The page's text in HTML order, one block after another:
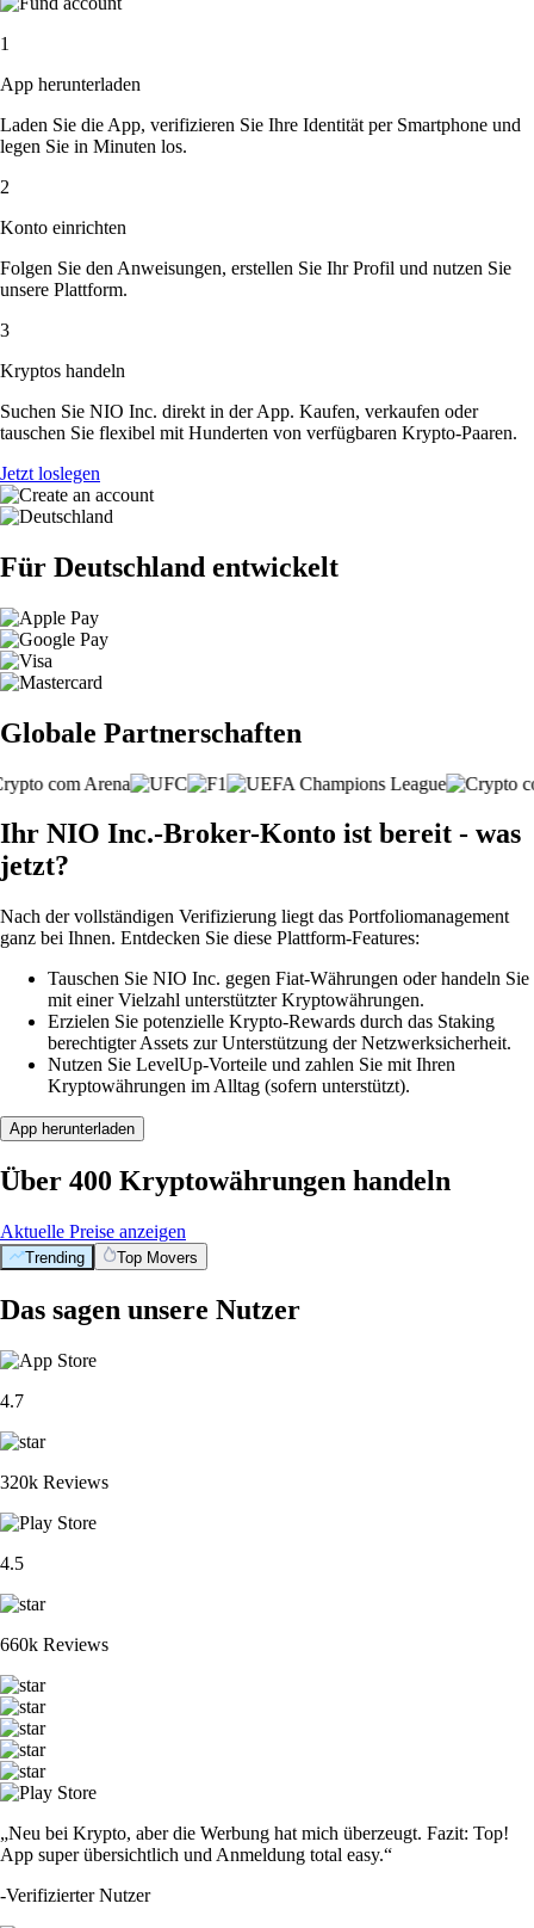
1
App herunterladen
Laden Sie die App, verifizieren Sie Ihre Identität per Smartphone und
legen Sie in Minuten los.
2
Konto einrichten
Folgen Sie den Anweisungen, erstellen Sie Ihr Profil und nutzen Sie
unsere Plattform.
3
Kryptos handeln
Suchen Sie NIO Inc. direkt in der App. Kaufen, verkaufen oder
tauschen Sie flexibel mit Hunderten von verfügbaren Krypto-Paaren.
Jetzt loslegen
Für Deutschland entwickelt
Globale Partnerschaften
Ihr NIO Inc.-Broker-Konto ist bereit - was
jetzt?
Nach der vollständigen Verifizierung liegt das Portfoliomanagement
ganz bei Ihnen. Entdecken Sie diese Plattform-Features:
Tauschen Sie NIO Inc. gegen Fiat-Währungen oder handeln Sie
mit einer Vielzahl unterstützter Kryptowährungen.
Erzielen Sie potenzielle Krypto-Rewards durch das Staking
berechtigter Assets zur Unterstützung der Netzwerksicherheit.
Nutzen Sie LevelUp-Vorteile und zahlen Sie mit Ihren
Kryptowährungen im Alltag (sofern unterstützt).
App herunterladen
Über 400 Kryptowährungen handeln
Aktuelle Preise anzeigen
Trending Top Movers
Das sagen unsere Nutzer
4.7
320k Reviews
4.5
660k Reviews
„Neu bei Krypto, aber die Werbung hat mich überzeugt. Fazit: Top!
App super übersichtlich und Anmeldung total easy.“
-Verifizierter Nutzer